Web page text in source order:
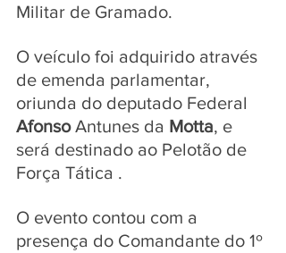
Militar de Gramado.
O veículo foi adquirido através
de emenda parlamentar,
oriunda do deputado Federal
Afonso Antunes da Motta, e
será destinado ao Pelotão de
Força Tática .
O evento contou com a
presença do Comandante do 1º